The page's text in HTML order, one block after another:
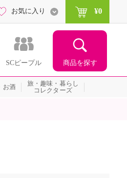
SCピープル 商品を探す
お気に入り ¥0
お酒
旅・趣味・暮らし
コレクターズ